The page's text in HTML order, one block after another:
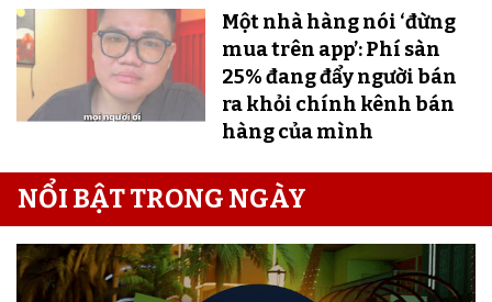
Một nhà hàng nói ‘đừng
mua trên app’: Phí sàn
25% đang đẩy người bán
ra khỏi chính kênh bán
hàng của mình
NỔI BẬT TRONG NGÀY